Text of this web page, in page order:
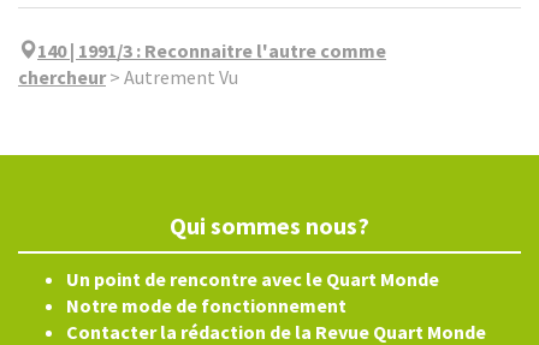
140 | 1991/3 : Reconnaitre l'autre comme
chercheur> Autrement Vu
Qui sommes nous?
Un point de rencontre avec le Quart Monde
Notre mode de fonctionnement
Contacter la rédaction de la Revue Quart Monde